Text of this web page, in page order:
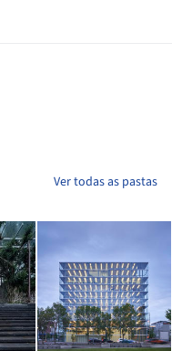
Ver todas as pastas